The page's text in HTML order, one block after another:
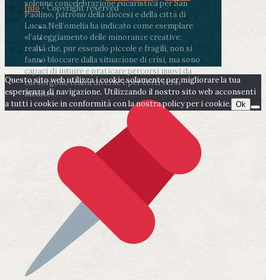
solenne concelebrazione eucaristica per San
Paolino, patrono della diocesi e della città di
Lucca.Nell’omelia ha indicato come esemplare
«l’atteggiamento delle minoranze creative:
realtà che, pur essendo piccole e fragili, non si
fanno bloccare dalla situazione di crisi, ma sono
capaci di intuire e praticare percorsi nuovi da
cui sorgono realtà diverse e per certi versi
inedite».
Info- Copyright reserved
Questo sito web utilizza i cookie solamente per migliorare la tua
esperienza di navigazione. Utilizzando il nostro sito web acconsenti
a tutti i cookie in conformità con la nostra policy per i cookie. Ok